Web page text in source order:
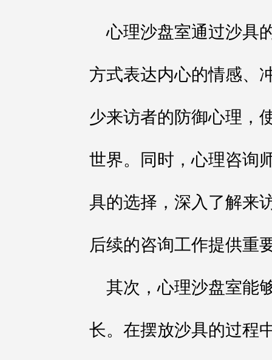
心理沙盘室通过沙具
方式表达内心的情感、
少来访者的防御心理，
世界。同时，心理咨询
具的选择，深入了解来
后续的咨询工作提供重
其次，心理沙盘室能
长。在摆放沙具的过程